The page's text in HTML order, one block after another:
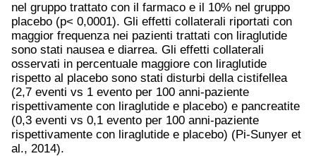
nel gruppo trattato con il farmaco e il 10% nel gruppo
placebo (p< 0,0001). Gli effetti collaterali riportati con
maggior frequenza nei pazienti trattati con liraglutide
sono stati nausea e diarrea. Gli effetti collaterali
osservati in percentuale maggiore con liraglutide
rispetto al placebo sono stati disturbi della cistifellea
(2,7 eventi vs 1 evento per 100 anni-paziente
rispettivamente con liraglutide e placebo) e pancreatite
(0,3 eventi vs 0,1 evento per 100 anni-paziente
rispettivamente con liraglutide e placebo) (Pi-Sunyer et
al., 2014).